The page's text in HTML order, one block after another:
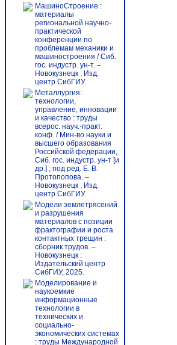
МашиноСтроение :
материалы
региональной научно-
практической
конференции по
проблемам механики и
машиностроения / Сиб.
гос. индустр. ун-т. –
Новокузнецк : Изд.
центр СибГИУ.
Металлургия:
технологии,
управление, инновации
и качество : труды
всерос. науч.-практ.
конф. / Мин-во науки и
высшего образования
Российской федерации,
Сиб. гос. индустр. ун-т [и
др.] ; под ред. Е. В.
Протопопова. –
Новокузнецк : Изд.
центр СибГИУ.
Модели землетрясений
и разрушения
материалов с позиции
фрактографии и роста
контактных трещин :
сборник трудов. –
Новокузнецк :
Издательский центр
СибГИУ, 2025.
Моделирование и
наукоемкие
информационные
технологии в
технических и
социально-
экономических системах
: труды Международной